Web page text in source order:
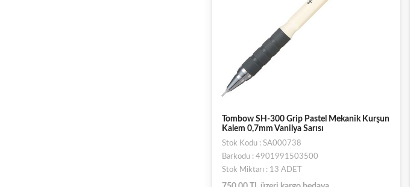
Tombow SH-300 Grip Pastel Mekanik Kurşun
Kalem 0,7mm Vanilya Sarısı
Stok Kodu : SA000738
Barkodu : 4901991503500
Stok Miktarı : 13 ADET